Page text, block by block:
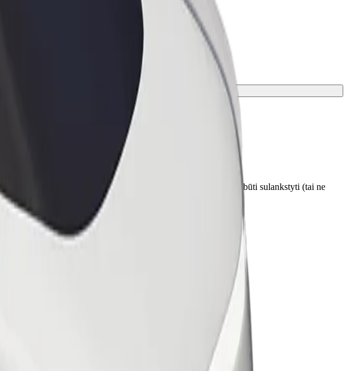
jūsų kelionei.
partneriui vairuotojui prieš paėmimo vietą. Vežimėliai turi būti sulankstyti (tai ne